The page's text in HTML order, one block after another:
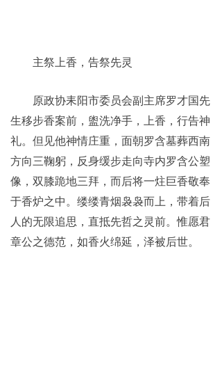
主祭上香，告祭先灵
原政协耒阳市委员会副主席罗才国先
生移步香案前，盥洗净手，上香，行告神
礼。但见他神情庄重，面朝罗含墓葬西南
方向三鞠躬，反身缓步走向寺内罗含公塑
像，双膝跪地三拜，而后将一炷巨香敬奉
于香炉之中。缕缕青烟袅袅而上，带着后
人的无限追思，直抵先哲之灵前。惟愿君
章公之德范，如香火绵延，泽被后世。